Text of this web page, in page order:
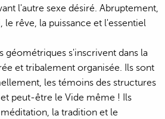
l'autre sexe désiré. Abruptement,
le rêve, la puissance et l'essentiel
géométriques s'inscrivent dans la
et tribalement organisée. Ils sont
les témoins des structures
peut-être le Vide même ! Ils
la tradition et le